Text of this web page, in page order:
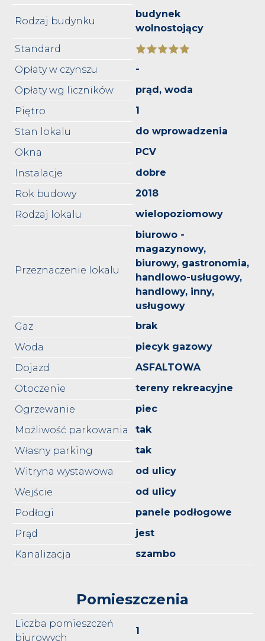
Rodzaj budynku
budynek
wolnostojący
Standard
Opłaty w czynszu
-
Opłaty wg liczników
prąd, woda
Piętro
1
Stan lokalu
do wprowadzenia
Okna
PCV
Instalacje
dobre
Rok budowy
2018
Rodzaj lokalu
wielopoziomowy
Przeznaczenie lokalu
biurowo -
magazynowy,
biurowy, gastronomia,
handlowo-usługowy,
handlowy, inny,
usługowy
Gaz
brak
Woda
piecyk gazowy
Dojazd
ASFALTOWA
Otoczenie
tereny rekreacyjne
Ogrzewanie
piec
Możliwość parkowania
tak
Własny parking
tak
Witryna wystawowa
od ulicy
Wejście
od ulicy
Podłogi
panele podłogowe
Prąd
jest
Kanalizacja
szambo
Pomieszczenia
Liczba pomieszczeń
biurowych
1